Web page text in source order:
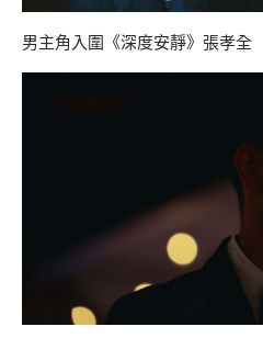
男主角入圍《深度安靜》張孝